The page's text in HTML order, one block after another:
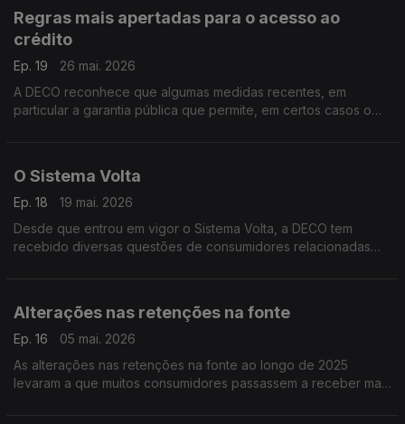
na plataforma.
Regras mais apertadas para o acesso ao
crédito
Ep. 19
26 mai. 2026
A DECO reconhece que algumas medidas recentes, em
particular a garantia pública que permite, em certos casos o
O Sistema Volta
Ep. 18
19 mai. 2026
Desde que entrou em vigor o Sistema Volta, a DECO tem
recebido diversas questões de consumidores relacionadas
Alterações nas retenções na fonte
Ep. 16
05 mai. 2026
As alterações nas retenções na fonte ao longo de 2025
levaram a que muitos consumidores passassem a receber mais